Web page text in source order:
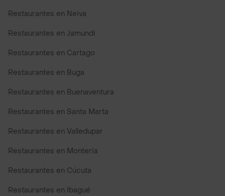
Restaurantes en Neiva
Restaurantes en Jamundi
Restaurantes en Cartago
Restaurantes en Buga
Restaurantes en Buenaventura
Restaurantes en Santa Marta
Restaurantes en Valledupar
Restaurantes en Monteria
Restaurantes en Cúcuta
Restaurantes en Ibagué